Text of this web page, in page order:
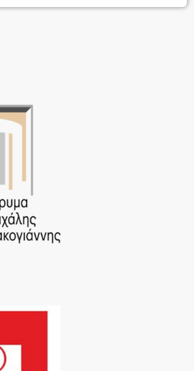
λαικα αλλά Κρητικά τραγούδια